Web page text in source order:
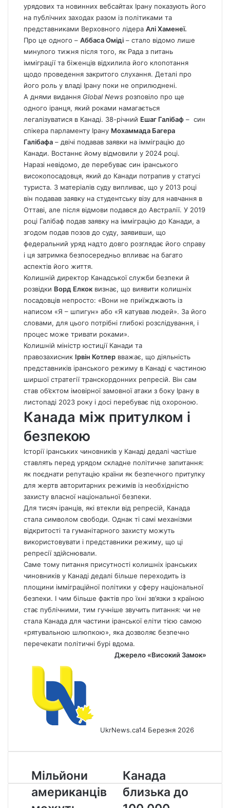
урядових та новинних вебсайтах Ірану показують його
на публічних заходах разом із політиками та
представниками Верховного лідера Алі Хаменеї.
Про це одного – Аббаса Оміді – стало відомо лише
минулого тижня після того, як Рада з питань
імміграції та біженців відхилила його клопотання
щодо проведення закритого слухання. Деталі про
його роль у владі Ірану поки не оприлюднені.
А днями видання Global News розповіло про ще
одного іранця, який роками намагається
легалізуватися в Канаді. 38-річний Ешаг Галібаф – син
спікера парламенту Ірану Мохаммада Багера
Галібафа – двічі подавав заявки на імміграцію до
Канади. Востаннє йому відмовили у 2024 році.
Наразі невідомо, де перебуває син іранського
високопосадовця, який до Канади потрапив у статусі
туриста. З матеріалів суду випливає, що у 2013 році
він подавав заявку на студентську візу для навчання в
Оттаві, але після відмови подався до Австралії. У 2019
році Галібаф подав заявку на імміграцію до Канади, а
згодом подав позов до суду, заявивши, що
федеральний уряд надто довго розглядає його справу
і ця затримка безпосередньо впливає на багато
аспектів його життя.
Колишній директор Канадської служби безпеки й
розвідки Ворд Елкок визнає, що виявити колишніх
посадовців непросто: «Вони не приїжджають із
написом «Я – шпигун» або «Я катував людей». За його
словами, для цього потрібні глибокі розслідування, і
процес може тривати роками».
Колишній міністр юстиції Канади та
правозахисник Ірвін Котлер вважає, що діяльність
представників іранського режиму в Канаді є частиною
ширшої стратегії транскордонних репресій. Він сам
став об’єктом імовірної замовної атаки з боку Ірану в
листопаді 2023 року і досі перебуває під охороною.
Канада між притулком і
безпекою
Історії іранських чиновників у Канаді дедалі частіше
ставлять перед урядом складне політичне запитання:
як поєднати репутацію країни як безпечного притулку
для жертв авторитарних режимів із необхідністю
захисту власної національної безпеки.
Для тисяч іранців, які втекли від репресій, Канада
стала символом свободи. Однак ті самі механізми
відкритості та гуманітарного захисту можуть
використовувати і представники режиму, що ці
репресії здійснювали.
Саме тому питання присутності колишніх іранських
чиновників у Канаді дедалі більше переходить із
площини імміграційної політики у сферу національної
безпеки. І чим більше фактів про їхні зв’язки з країною
стає публічними, тим гучніше звучить питання: чи не
стала Канада для частини іранської еліти тією самою
«рятувальною шлюпкою», яка дозволяє безпечно
перечекати політичні бурі вдома.
Джерело «Високий Замок»
UkrNews.ca14 Березня 2026
Мільйони
американців
можуть
отримати
Мільйони
американців
Канада
близька
до
100
Канада
близька до